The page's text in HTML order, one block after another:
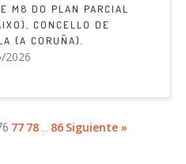
M8 DO PLAN PARCIAL
CONCELLO DE
(A CORUÑA).
2026
77 78 86 Siguiente »